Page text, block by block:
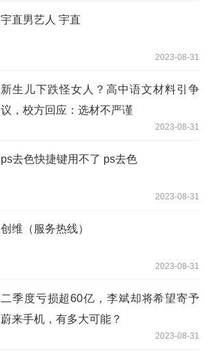
宇直男艺人 宇直
2023-08-31
新生儿下跌怪女人？高中语文材料引争
议，校方回应：选材不严谨
2023-08-31
ps去色快捷键用不了 ps去色
2023-08-31
创维（服务热线）
2023-08-31
二季度亏损超60亿，李斌却将希望寄予
蔚来手机，有多大可能？
2023-08-31